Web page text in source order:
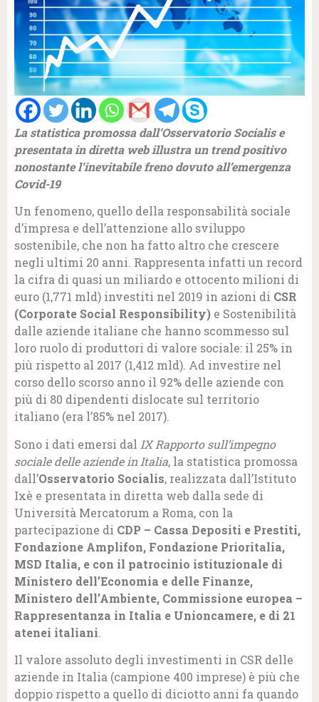
La statistica promossa dall’Osservatorio Socialis e
presentata in diretta web illustra un trend positivo
nonostante l’inevitabile freno dovuto all’emergenza
Covid-19
Un fenomeno, quello della responsabilità sociale
d’impresa e dell’attenzione allo sviluppo
sostenibile, che non ha fatto altro che crescere
negli ultimi 20 anni. Rappresenta infatti un record
la cifra di quasi un miliardo e ottocento milioni di
euro (1,771 mld) investiti nel 2019 in azioni di CSR
(Corporate Social Responsibility) e Sostenibilità
dalle aziende italiane che hanno scommesso sul
loro ruolo di produttori di valore sociale: il 25% in
più rispetto al 2017 (1,412 mld). Ad investire nel
corso dello scorso anno il 92% delle aziende con
più di 80 dipendenti dislocate sul territorio
italiano (era l’85% nel 2017).
Sono i dati emersi dal IX Rapporto sull’impegno
sociale delle aziende in Italia, la statistica promossa
dall’Osservatorio Socialis, realizzata dall’Istituto
Ixè e presentata in diretta web dalla sede di
Università Mercatorum a Roma, con la
partecipazione di CDP – Cassa Depositi e Prestiti,
Fondazione Amplifon, Fondazione Prioritalia,
MSD Italia, e con il patrocinio istituzionale di
Ministero dell’Economia e delle Finanze,
Ministero dell’Ambiente, Commissione europea –
Rappresentanza in Italia e Unioncamere, e di 21
atenei italiani.
Il valore assoluto degli investimenti in CSR delle
aziende in Italia (campione 400 imprese) è più che
doppio rispetto a quello di diciotto anni fa quando